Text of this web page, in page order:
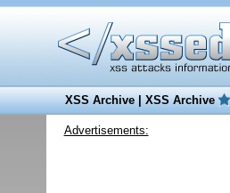
XSS Archive|XSS Archive
Advertisements: